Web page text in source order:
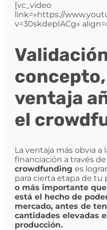
[vc_video
link=»https://
v=30skdepIACg»
ventaja
el
La ventaja más obvia a
financiación a través
crowdfunding es
para cierta etapa de tu
o más importante
está el hecho de
mercado, antes de
cantidades elevadas
producción.